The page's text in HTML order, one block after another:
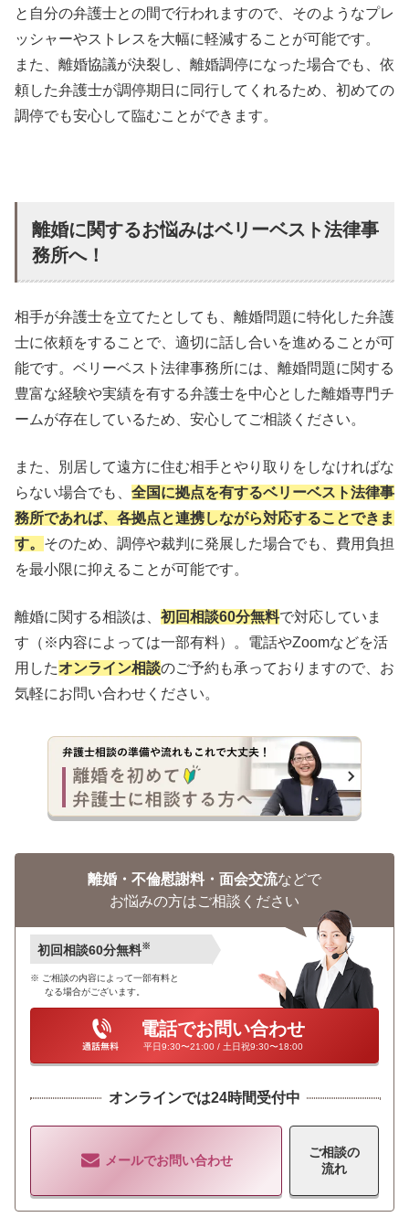
と自分の弁護士との間で行われますので、そのようなプレ
ッシャーやストレスを大幅に軽減することが可能です。
また、離婚協議が決裂し、離婚調停になった場合でも、依
頼した弁護士が調停期日に同行してくれるため、初めての
調停でも安心して臨むことができます。
離婚に関するお悩みはベリーベスト法律事
務所へ！
相手が弁護士を立てたとしても、離婚問題に特化した弁護
士に依頼をすることで、適切に話し合いを進めることが可
能です。ベリーベスト法律事務所には、離婚問題に関する
豊富な経験や実績を有する弁護士を中心とした離婚専門チ
ームが存在しているため、安心してご相談ください。
また、別居して遠方に住む相手とやり取りをしなければな
らない場合でも、 全国に拠点を有するベリーベスト法律事
務所であれば、各拠点と連携しながら対応することできま
す。 そのため、調停や裁判に発展した場合でも、費用負担
を最小限に抑えることが可能です。
離婚に関する相談は、 初回相談60分無料で対応していま
す（※内容によっては一部有料）。電話やZoomなどを活
用したオンライン相談のご予約も承っておりますので、お
気軽にお問い合わせください。
離婚・不倫慰謝料・面会交流などで
お悩みの方はご相談ください
初回相談60分無料※
ご相談の内容によって一部有料と
なる場合がございます。
電話でお問い合わせ
平日9:30〜21:00 / 土日祝9:30〜18:00
オンラインでは24時間受付中
メールでお問い合わせ
ご相談の
流れ